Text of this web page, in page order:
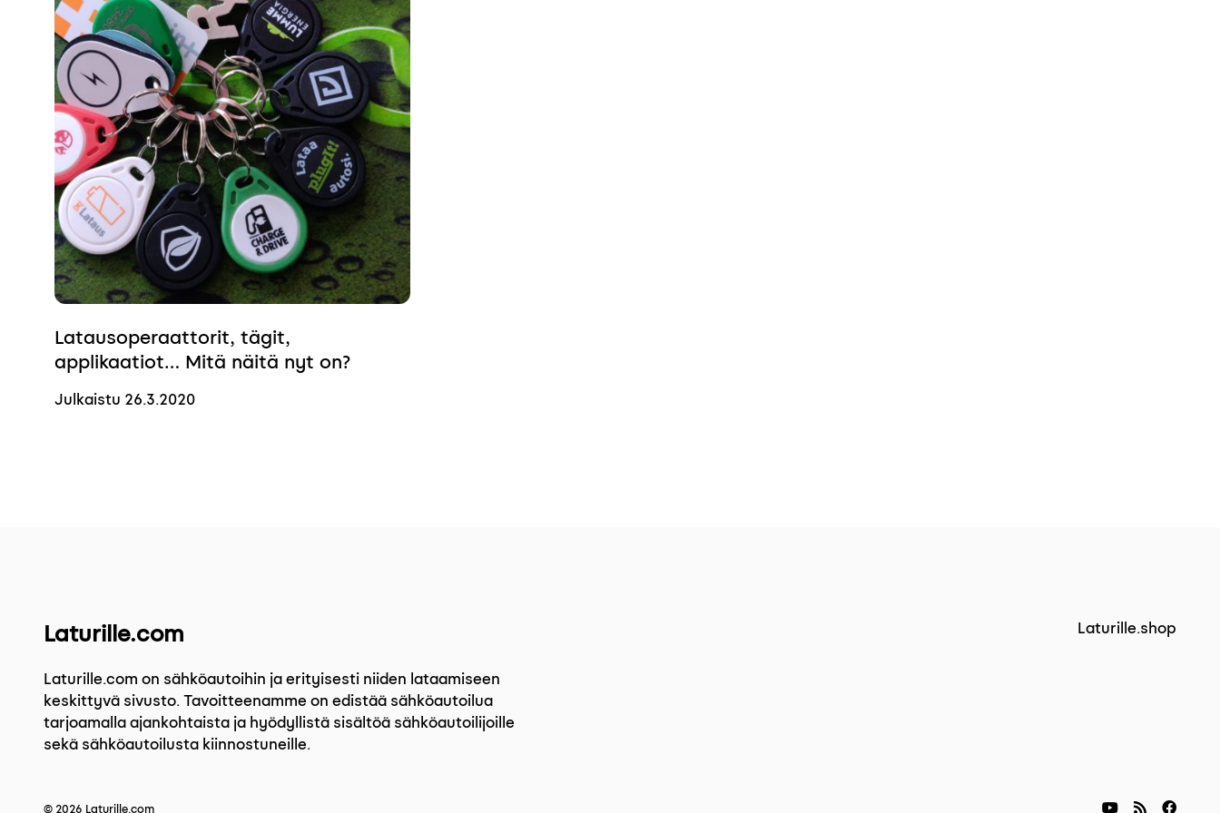
Latausoperaattorit, tägit,
applikaatiot… Mitä näitä nyt on?
Julkaistu 26.3.2020
Laturille.com
Laturille.com on sähköautoihin ja erityisesti niiden lataamiseen
keskittyvä sivusto. Tavoitteenamme on edistää sähköautoilua
tarjoamalla ajankohtaista ja hyödyllistä sisältöä sähköautoilijoille
sekä sähköautoilusta kiinnostuneille.
Laturille.shop
© 2026 Laturille.com